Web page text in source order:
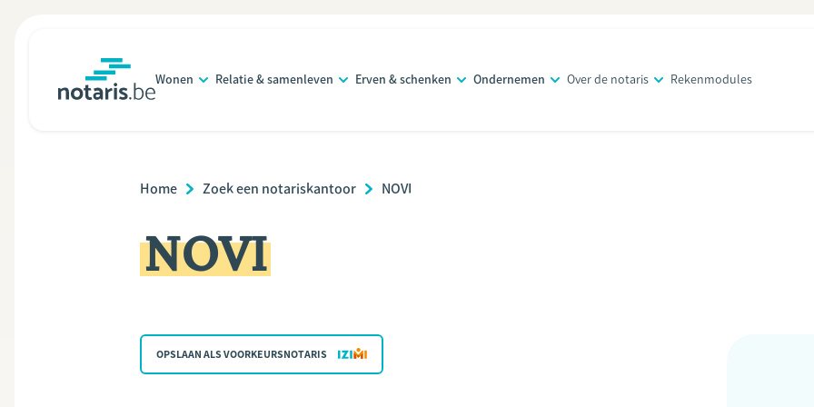
Wonen Relatie & samenleven Erven & schenken Ondernemen Over de notaris Rekenmodules
Breadcrumb
Home Zoek een notariskantoor NOVI
NOVI
OPSLAAN ALS VOORKEURSNOTARIS